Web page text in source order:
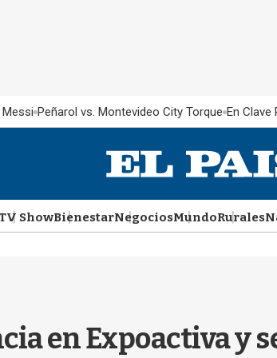
Peñarol vs. Montevideo City Torque En Clave
TV ShowBienestarNegociosMundoRurales
en Expoactiva y